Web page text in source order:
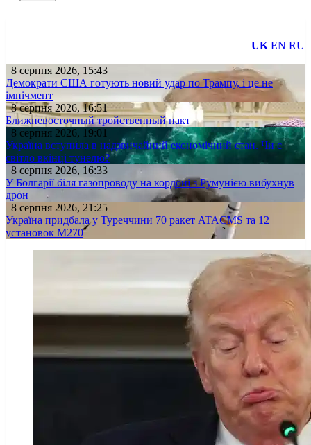
UK EN RU
8 серпня 2026, 15:43
Демократи США готують новий удар по Трампу, і це не
імпічмент
8 серпня 2026, 16:51
Ближневосточный тройственный пакт
8 серпня 2026, 19:01
Україна вступила в надзвичайний економічний стан. Чи є
світло вкінці тунелю?
8 серпня 2026, 16:33
У Болгарії біля газопроводу на кордоні з Румунією вибухнув
дрон
8 серпня 2026, 21:25
Україна придбала у Туреччини 70 ракет ATACMS та 12
установок M270